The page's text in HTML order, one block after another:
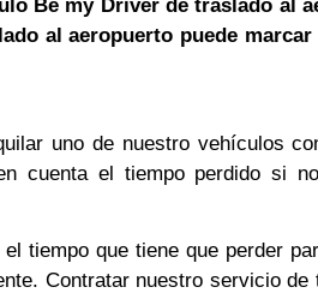
Be my Driver de traslado al
al aeropuerto puede
uno de nuestro vehículos
cuenta el tiempo perdido si
tiempo que tiene que perder
Contratar nuestro servicio de